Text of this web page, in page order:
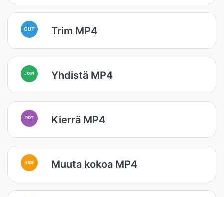
CUT Trim MP4
JOIN Yhdistä MP4
ROT Kierrä MP4
SIZE Muuta kokoa MP4